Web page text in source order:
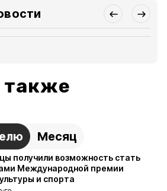
также
Месяц
получили возможность стать
Международной премии
и спорта